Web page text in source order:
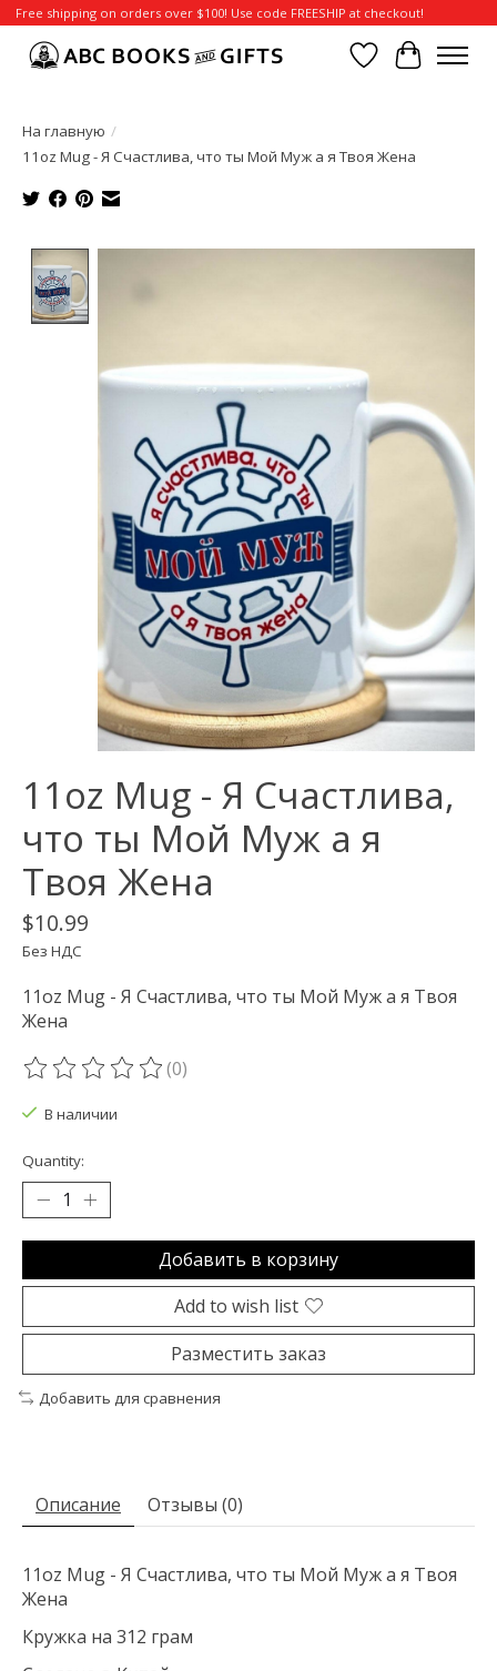
Free shipping on orders over $100! Use code FREESHIP at checkout!
Отложенные
Корзина
На главную /
11oz Mug - Я Счастлива, что ты Мой Муж а я Твоя Жена
11oz Mug - Я Счастлива,
что ты Мой Муж а я
Твоя Жена
$10.99
Без НДС
11oz Mug - Я Счастлива, что ты Мой Муж а я Твоя
Жена
The rating of this product is
(0)
В наличии
Quantity:
Добавить в корзину
Add to wish list
Разместить заказ
Добавить для сравнения
Описание Отзывы (0)
11oz Mug - Я Счастлива, что ты Мой Муж а я Твоя
Жена
Кружка на 312 грам